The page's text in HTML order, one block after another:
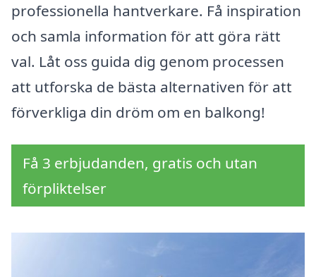
professionella hantverkare. Få inspiration
och samla information för att göra rätt
val. Låt oss guida dig genom processen
att utforska de bästa alternativen för att
förverkliga din dröm om en balkong!
Få 3 erbjudanden, gratis och utan
förpliktelser